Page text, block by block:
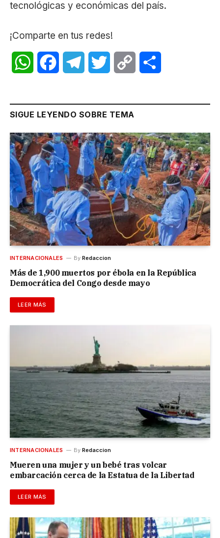
tecnológicas y económicas del país.
¡Comparte en tus redes!
WhatsAppFacebookTelegramTwitter Copy
SIGUE LEYENDO SOBRE TEMA
INTERNACIONALES By Redaccion
Más de 1,900 muertos por ébola en la República
Democrática del Congo desde mayo
LEER MÁS
INTERNACIONALES By Redaccion
Mueren una mujer y un bebé tras volcar
embarcación cerca de la Estatua de la Libertad
LEER MÁS